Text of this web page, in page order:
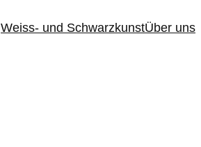
Weiss- und SchwarzkunstÜber uns